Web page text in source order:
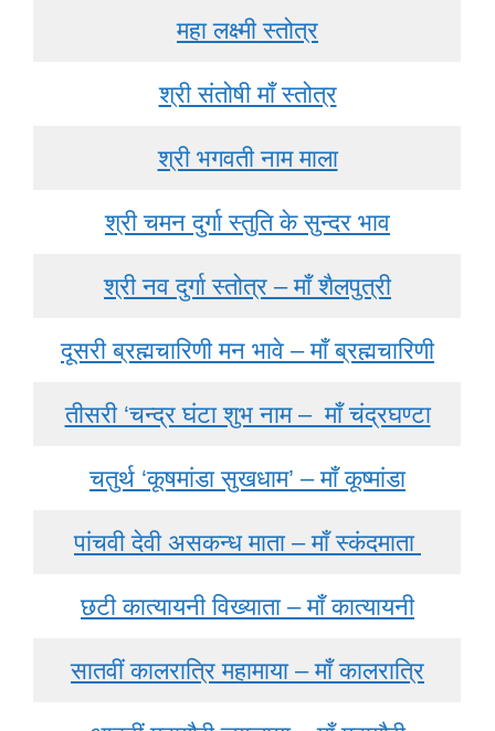
महा लक्ष्मी स्तोत्र
श्री संतोषी माँ स्तोत्र
श्री भगवती नाम माला
श्री चमन दुर्गा स्तुति के सुन्दर भाव
श्री नव दुर्गा स्तोत्र – माँ शैलपुत्री
दूसरी ब्रह्मचारिणी मन भावे – माँ ब्रह्मचारिणी
तीसरी ‘चन्द्र घंटा शुभ नाम – माँ चंद्रघण्टा
चतुर्थ ‘कूषमांडा सुखधाम’ – माँ कूष्मांडा
पांचवी देवी असकन्ध माता – माँ स्कंदमाता
छटी कात्यायनी विख्याता – माँ कात्यायनी
सातवीं कालरात्रि महामाया – माँ कालरात्रि